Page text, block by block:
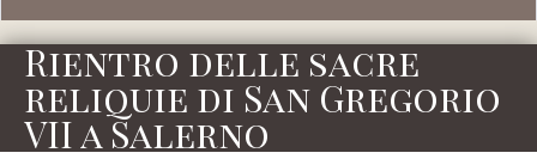
Rientro delle sacre
reliquie di San Gregorio
VII a Salerno